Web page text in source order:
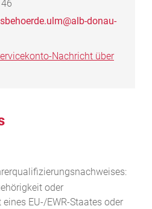
46
donau-
Nachricht über
oder
EU-/EWR-Staates oder